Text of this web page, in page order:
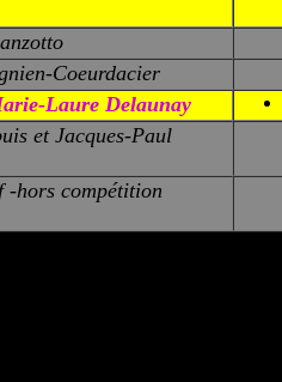
Coeurdacier
Laure Delaunay
et Jacques-Paul
hors compétition